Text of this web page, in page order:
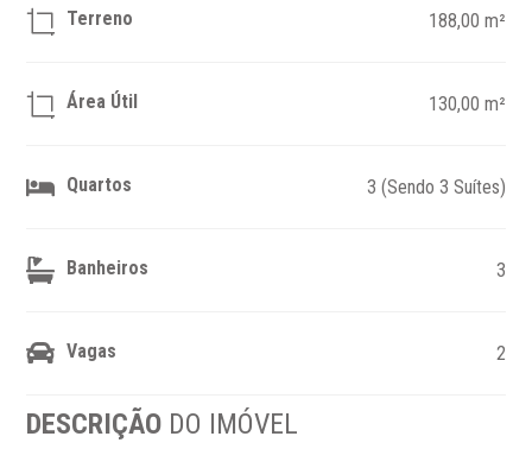
Terreno 188,00 m²
Área Útil 130,00 m²
Quartos 3 (Sendo 3 Suítes)
Banheiros 3
Vagas 2
DESCRIÇÃO DO IMÓVEL